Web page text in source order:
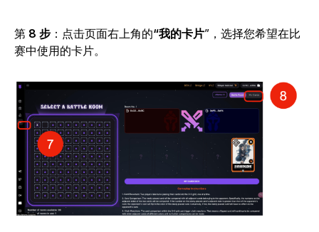
第 8 步 ：点击页面右上角的“我的卡片”，选择您希望在比
赛中使用的卡片。